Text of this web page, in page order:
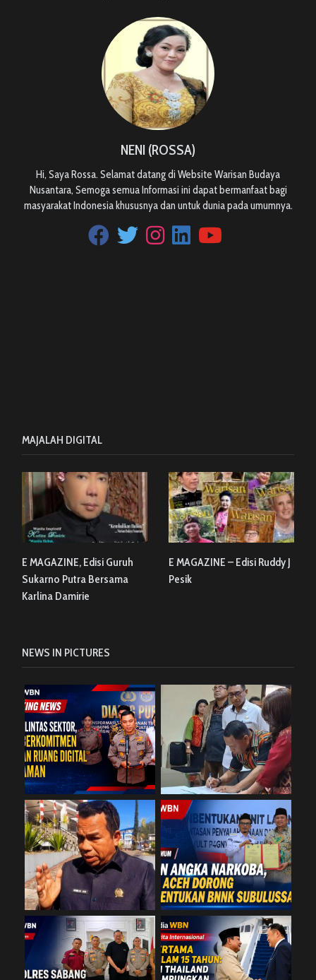
NENI (ROSSA)
Hi, Saya Rossa. Selamat datang di Website Warisan Budaya
Nusantara, Semoga semua Informasi ini dapat bermanfaat bagi
masyarakat Indonesia khususnya dan untuk dunia pada umumnya.
MAJALAH DIGITAL
E MAGAZINE, Edisi Guruh
Sukarno Putra Bersama
Karlina Damirie
E MAGAZINE – Edisi Ruddy J
Pesik
NEWS IN PICTURES